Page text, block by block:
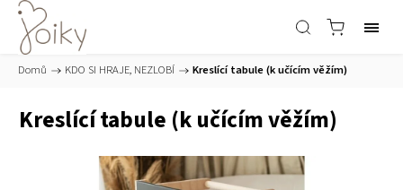
Domů / KDO SI HRAJE, NEZLOBÍ / Kreslící tabule (k učícím věžím)
Kreslící tabule (k učícím věžím)